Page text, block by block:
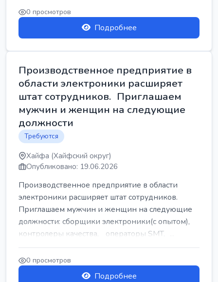
0 просмотров
Подробнее
Производственное предприятие в
области электроники расширяет
штат сотрудников. Приглашаем
мужчин и женщин на следующие
должности
Требуются
Хайфа (Хайфский округ)
Опубликовано: 19.06.2026
Производственное предприятие в области
электроники расширяет штат сотрудников.
Приглашаем мужчин и женщин на следующие
должности: сборщики электроники(с опытом),
контролеры качества, операторы SMT, ...
0 просмотров
Подробнее